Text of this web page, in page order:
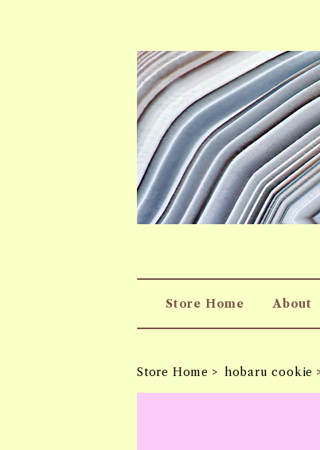
Store Home About
Store Home hobaru cookie